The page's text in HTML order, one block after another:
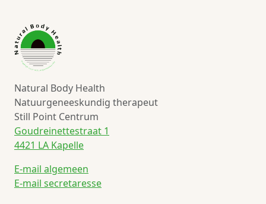
Natural Body Health
Natuurgeneeskundig therapeut
Still Point Centrum
Goudreinettestraat 1
4421 LA Kapelle
E-mail algemeen
E-mail secretaresse